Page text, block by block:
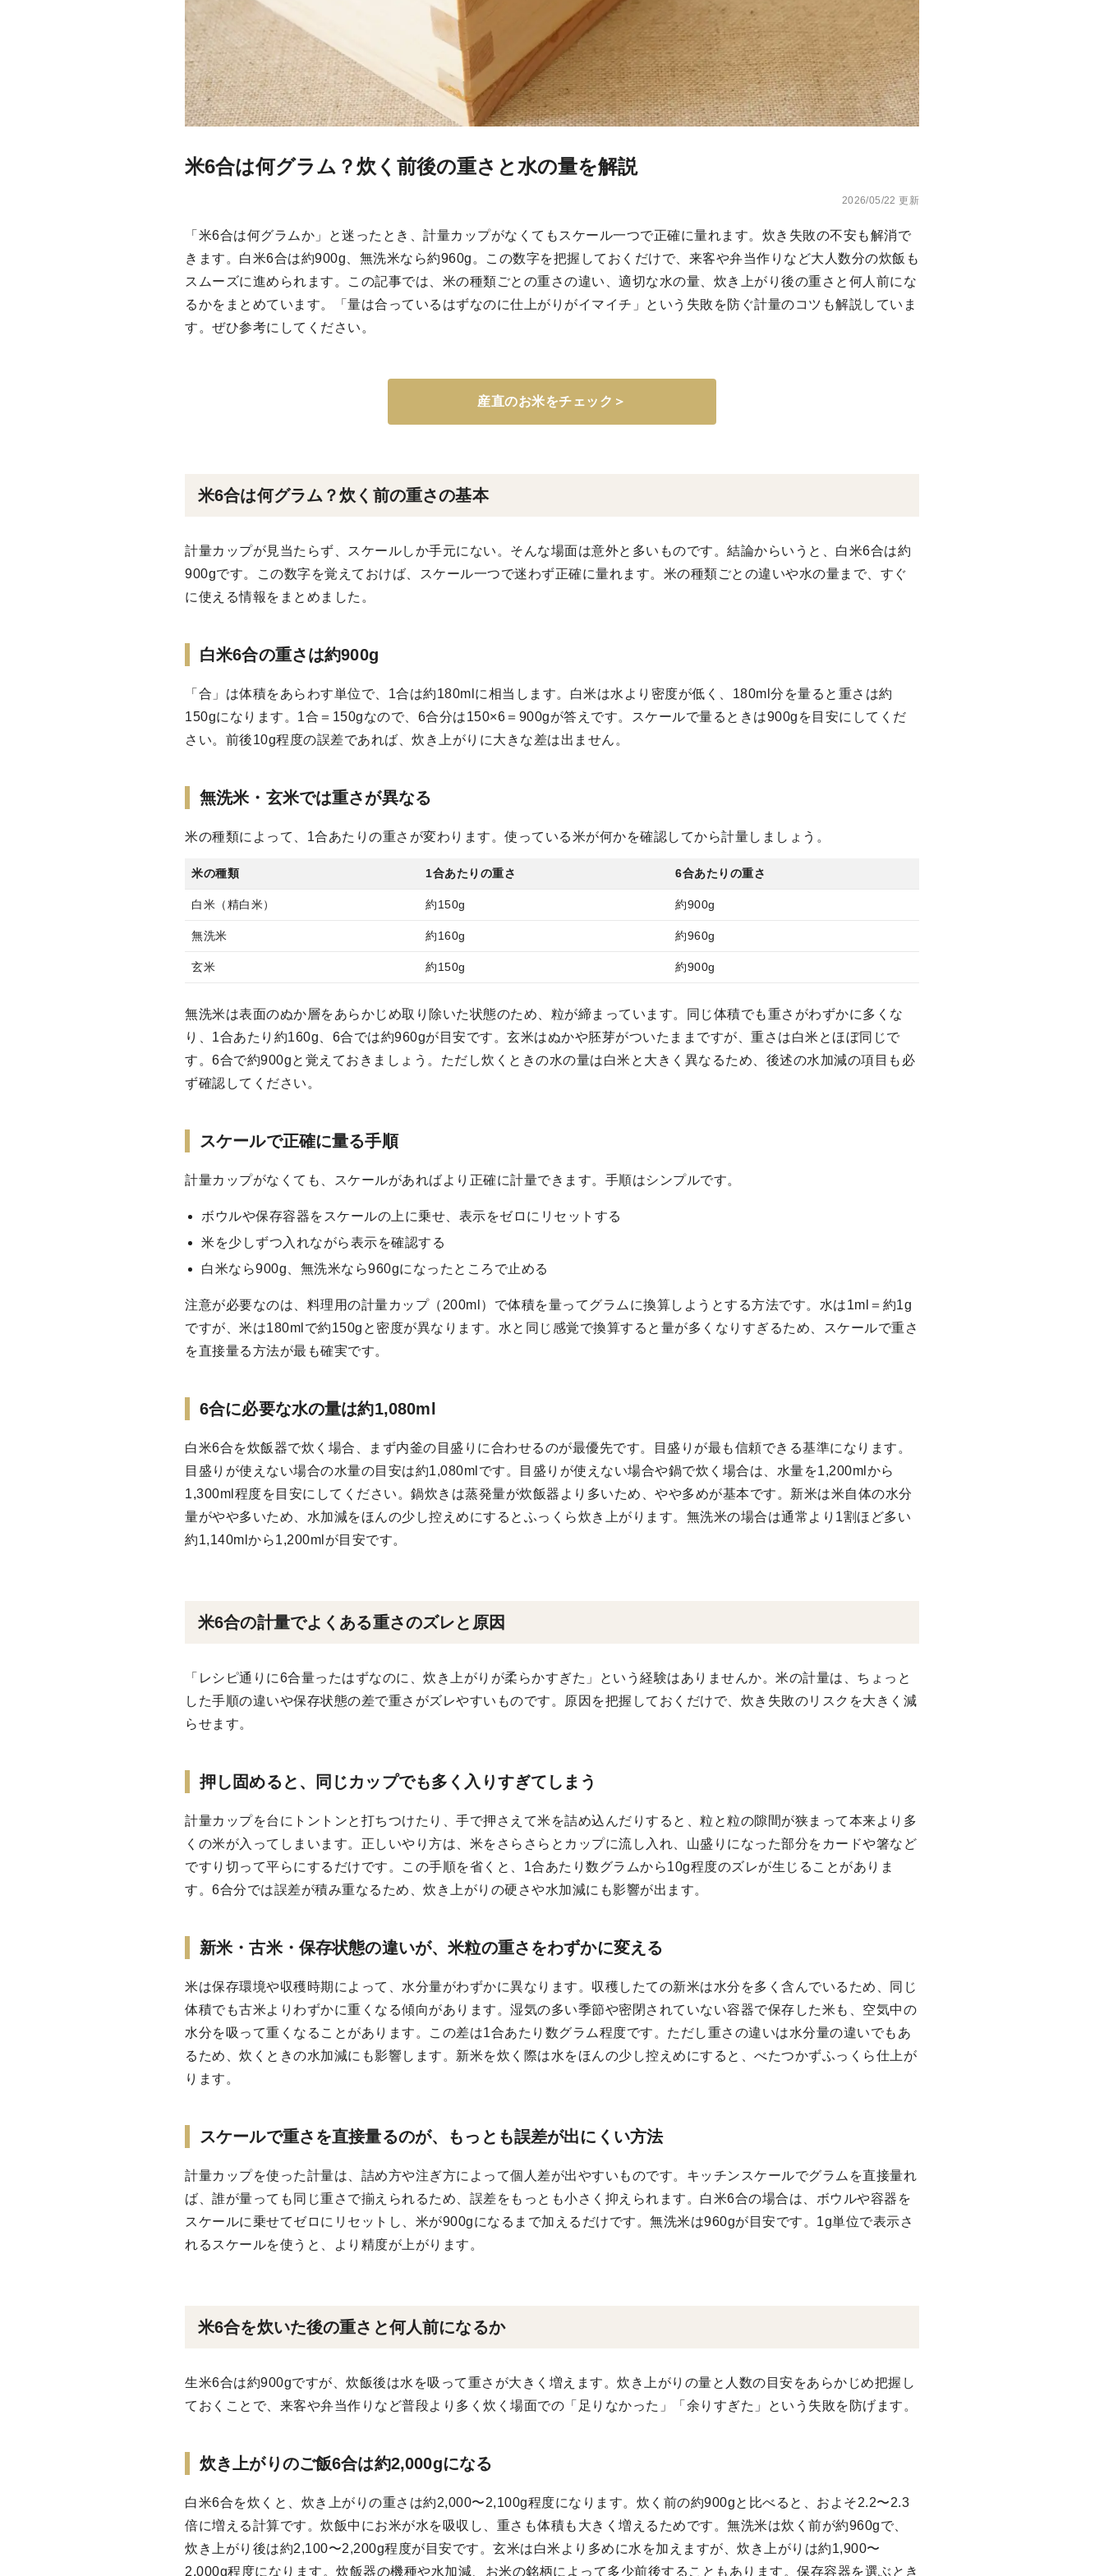
米6合は何グラム？炊く前後の重さと水の量を解説
2026/05/22 更新
「米6合は何グラムか」と迷ったとき、計量カップがなくてもスケール一つで正確に量れます。炊き失敗の不安も解消で
きます。白米6合は約900g、無洗米なら約960g。この数字を把握しておくだけで、来客や弁当作りなど大人数分の炊飯も
スムーズに進められます。この記事では、米の種類ごとの重さの違い、適切な水の量、炊き上がり後の重さと何人前にな
るかをまとめています。「量は合っているはずなのに仕上がりがイマイチ」という失敗を防ぐ計量のコツも解説していま
す。ぜひ参考にしてください。
産直のお米をチェック＞
米6合は何グラム？炊く前の重さの基本
計量カップが見当たらず、スケールしか手元にない。そんな場面は意外と多いものです。結論からいうと、白米6合は約
900gです。この数字を覚えておけば、スケール一つで迷わず正確に量れます。米の種類ごとの違いや水の量まで、すぐ
に使える情報をまとめました。
白米6合の重さは約900g
「合」は体積をあらわす単位で、1合は約180mlに相当します。白米は水より密度が低く、180ml分を量ると重さは約
150gになります。1合＝150gなので、6合分は150×6＝900gが答えです。スケールで量るときは900gを目安にしてくだ
さい。前後10g程度の誤差であれば、炊き上がりに大きな差は出ません。
無洗米・玄米では重さが異なる
米の種類によって、1合あたりの重さが変わります。使っている米が何かを確認してから計量しましょう。
米の種類 1合あたりの重さ 6合あたりの重さ
白米（精白米） 約150g 約900g
無洗米 約160g 約960g
玄米 約150g 約900g
無洗米は表面のぬか層をあらかじめ取り除いた状態のため、粒が締まっています。同じ体積でも重さがわずかに多くな
り、1合あたり約160g、6合では約960gが目安です。玄米はぬかや胚芽がついたままですが、重さは白米とほぼ同じで
す。6合で約900gと覚えておきましょう。ただし炊くときの水の量は白米と大きく異なるため、後述の水加減の項目も必
ず確認してください。
スケールで正確に量る手順
計量カップがなくても、スケールがあればより正確に計量できます。手順はシンプルです。
ボウルや保存容器をスケールの上に乗せ、表示をゼロにリセットする
米を少しずつ入れながら表示を確認する
白米なら900g、無洗米なら960gになったところで止める
注意が必要なのは、料理用の計量カップ（200ml）で体積を量ってグラムに換算しようとする方法です。水は1ml＝約1g
ですが、米は180mlで約150gと密度が異なります。水と同じ感覚で換算すると量が多くなりすぎるため、スケールで重さ
を直接量る方法が最も確実です。
6合に必要な水の量は約1,080ml
白米6合を炊飯器で炊く場合、まず内釜の目盛りに合わせるのが最優先です。目盛りが最も信頼できる基準になります。
目盛りが使えない場合の水量の目安は約1,080mlです。目盛りが使えない場合や鍋で炊く場合は、水量を1,200mlから
1,300ml程度を目安にしてください。鍋炊きは蒸発量が炊飯器より多いため、やや多めが基本です。新米は米自体の水分
量がやや多いため、水加減をほんの少し控えめにするとふっくら炊き上がります。無洗米の場合は通常より1割ほど多い
約1,140mlから1,200mlが目安です。
米6合の計量でよくある重さのズレと原因
「レシピ通りに6合量ったはずなのに、炊き上がりが柔らかすぎた」という経験はありませんか。米の計量は、ちょっと
した手順の違いや保存状態の差で重さがズレやすいものです。原因を把握しておくだけで、炊き失敗のリスクを大きく減
らせます。
押し固めると、同じカップでも多く入りすぎてしまう
計量カップを台にトントンと打ちつけたり、手で押さえて米を詰め込んだりすると、粒と粒の隙間が狭まって本来より多
くの米が入ってしまいます。正しいやり方は、米をさらさらとカップに流し入れ、山盛りになった部分をカードや箸など
ですり切って平らにするだけです。この手順を省くと、1合あたり数グラムから10g程度のズレが生じることがありま
す。6合分では誤差が積み重なるため、炊き上がりの硬さや水加減にも影響が出ます。
新米・古米・保存状態の違いが、米粒の重さをわずかに変える
米は保存環境や収穫時期によって、水分量がわずかに異なります。収穫したての新米は水分を多く含んでいるため、同じ
体積でも古米よりわずかに重くなる傾向があります。湿気の多い季節や密閉されていない容器で保存した米も、空気中の
水分を吸って重くなることがあります。この差は1合あたり数グラム程度です。ただし重さの違いは水分量の違いでもあ
るため、炊くときの水加減にも影響します。新米を炊く際は水をほんの少し控えめにすると、べたつかずふっくら仕上が
ります。
スケールで重さを直接量るのが、もっとも誤差が出にくい方法
計量カップを使った計量は、詰め方や注ぎ方によって個人差が出やすいものです。キッチンスケールでグラムを直接量れ
ば、誰が量っても同じ重さで揃えられるため、誤差をもっとも小さく抑えられます。白米6合の場合は、ボウルや容器を
スケールに乗せてゼロにリセットし、米が900gになるまで加えるだけです。無洗米は960gが目安です。1g単位で表示さ
れるスケールを使うと、より精度が上がります。
米6合を炊いた後の重さと何人前になるか
生米6合は約900gですが、炊飯後は水を吸って重さが大きく増えます。炊き上がりの量と人数の目安をあらかじめ把握し
ておくことで、来客や弁当作りなど普段より多く炊く場面での「足りなかった」「余りすぎた」という失敗を防げます。
炊き上がりのご飯6合は約2,000gになる
白米6合を炊くと、炊き上がりの重さは約2,000〜2,100g程度になります。炊く前の約900gと比べると、およそ2.2〜2.3
倍に増える計算です。炊飯中にお米が水を吸収し、重さも体積も大きく増えるためです。無洗米は炊く前が約960gで、
炊き上がり後は約2,100〜2,200g程度が目安です。玄米は白米より多めに水を加えますが、炊き上がりは約1,900〜
2,000g程度になります。炊飯器の機種や水加減、お米の銘柄によって多少前後することもあります。保存容器を選ぶとき